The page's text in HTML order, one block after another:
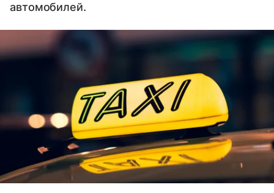
автомобилей.